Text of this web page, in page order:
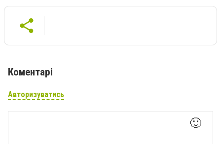
Коментарі
Авторизуватись
🙂